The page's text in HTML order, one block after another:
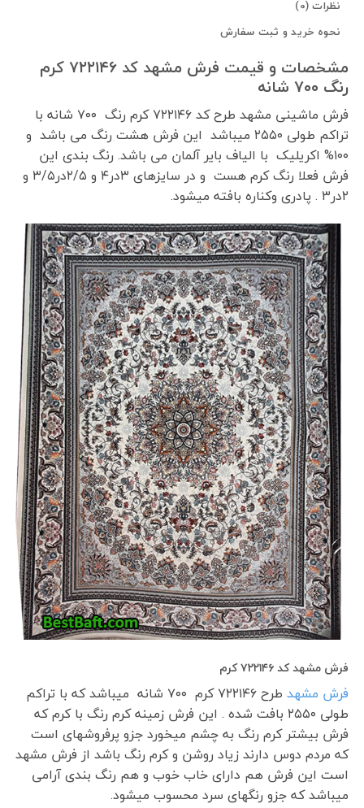
نظرات (0)
نحوه خرید و ثبت سفارش
مشخصات و قیمت فرش مشهد کد ۷۲۲۱۴۶ کرم
رنگ ۷۰۰ شانه
فرش ماشینی مشهد طرح کد ۷۲۲۱۴۶ کرم رنگ ۷۰۰ شانه با
تراکم طولی ۲۵۵۰ میباشد این فرش هشت رنگ می باشد و
۱۰۰% اکریلیک با الیاف بایر آلمان می باشد. رنگ بندی این
فرش فعلا رنگ کرم هست و در سایزهای ۳در۴ و ۲/۵در۳/۵ و
۲در۳ . پادری وکناره بافته میشود.
فرش مشهد کد ۷۲۲۱۴۶ کرم
فرش مشهد
طرح ۷۲۲۱۴۶ کرم ۷۰۰ شانه می­باشد که با تراکم
طولی ۲۵۵۰ بافت شده . این فرش زمینه کرم رنگ با کرم که
فرش بیشتر کرم رنگ به چشم میخورد جزو پرفروشهای است
که مردم دوس دارند زیاد روشن و کرم رنگ باشد از فرش مشهد
است این فرش هم دارای خاب خوب و هم رنگ بندی آرامی
میباشد که جزو رنگهای سرد محسوب میشود.